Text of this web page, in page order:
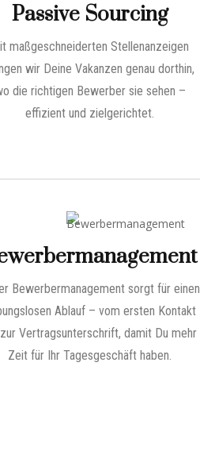
Passive Sourcing
maßgeschneiderten Stellenanzeigen
wir Deine Vakanzen genau dorthin,
die richtigen Bewerber sie sehen –
effizient und zielgerichtet.
Bewerbermanagement sorgt für einen
Ablauf – vom ersten Kontakt
Vertragsunterschrift, damit Du mehr
Zeit für Ihr Tagesgeschäft haben.